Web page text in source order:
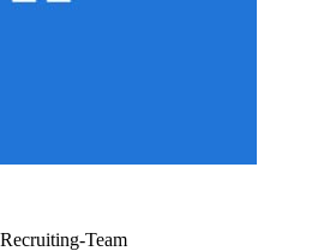
Team